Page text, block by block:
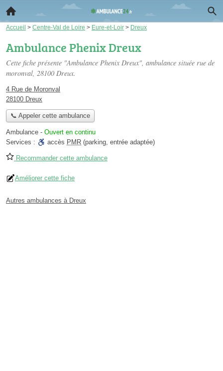
Accueil > Centre-Val de Loire > Eure-et-Loir > Dreux
Ambulance Phenix Dreux
Cette fiche présente "Ambulance Phenix Dreux", ambulance située rue de
moronval, 28100 Dreux.
4 Rue de Moronval
28100 Dreux
📞 Appeler cette ambulance
Ambulance - Ouvert en continu
Services :
accès PMR (parking, entrée adaptée)
Recommander cette ambulance
Améliorer cette fiche
Autres ambulances à Dreux